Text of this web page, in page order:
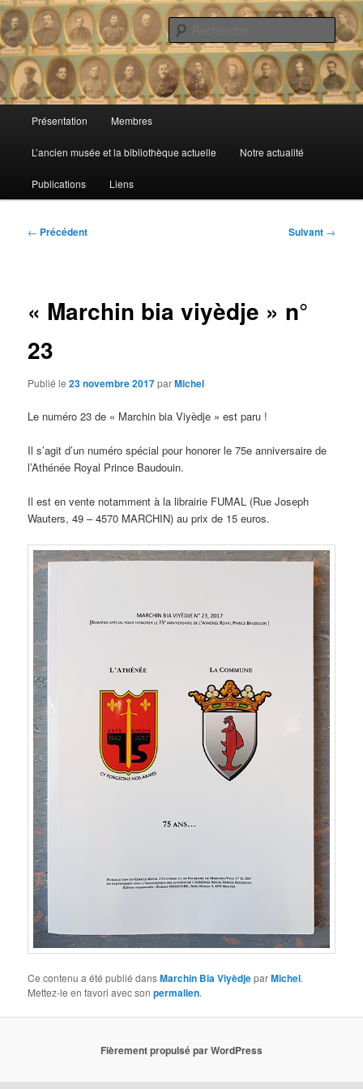
Aller
au
contenu
principalCercle Royal d'Histoire et de
Folklore
de Marchin-Vyle
principal
Présentation Membres
L’ancien musée et la bibliothèque actuelle Notre actualité
Publications Liens
Navigation
← Précédent Suivant →
« Marchin bia viyèdje » n°
23
Publié le23 novembre 2017parMichel
Le numéro 23 de « Marchin bia Viyèdje » est paru !
Il s’agit d’un numéro spécial pour honorer le 75e anniversaire de
l’Athénée Royal Prince Baudouin.
Il est en vente notamment à la librairie FUMAL (Rue Joseph
Wauters, 49 – 4570 MARCHIN) au prix de 15 euros.
Ce contenu a été publié dansMarchin Bia ViyèdjeparMichel.
Mettez-le en favori avec sonpermalien.
Fièrement propulsé par WordPress